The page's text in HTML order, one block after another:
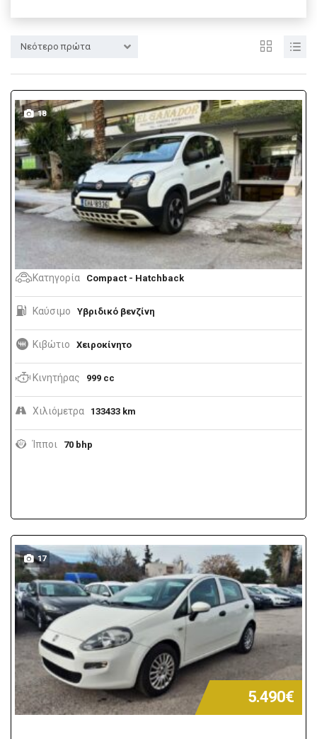
Νεότερο πρώτα
18
Κατηγορία Compact - Hatchback
Καύσιμο Υβριδικό βενζίνη
Κιβώτιο Χειροκίνητο
Κινητήρας 999 cc
Χιλιόμετρα 133433 km
Ίπποι 70 bhp
17
5.490€